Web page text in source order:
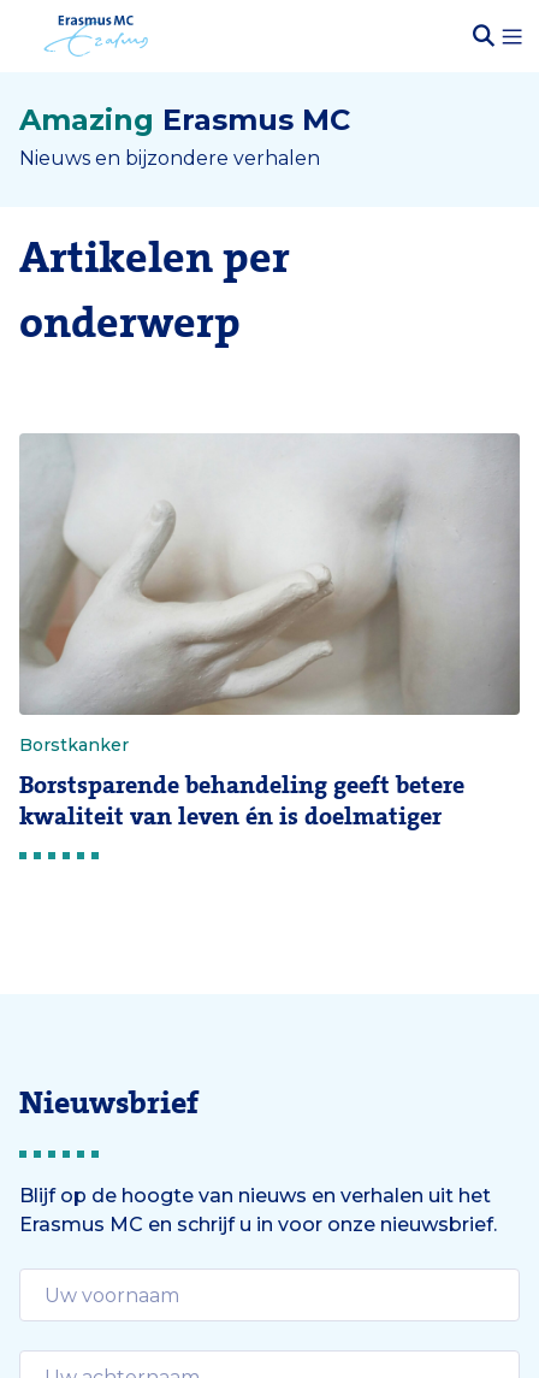
Amazing Erasmus MC
Nieuws en bijzondere verhalen
Artikelen per
onderwerp
Borstkanker
Borstsparende behandeling geeft betere
kwaliteit van leven én is doelmatiger
Nieuwsbrief
Blijf op de hoogte van nieuws en verhalen uit het
Erasmus MC en schrijf u in voor onze nieuwsbrief.